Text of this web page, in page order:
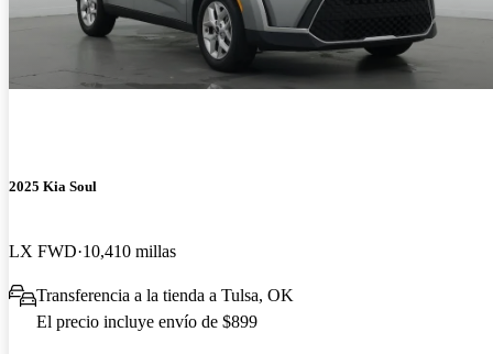
2025 Kia Soul
LX FWD 10,410 millas
Transferencia a la tienda a Tulsa, OK
El precio incluye envío de $899